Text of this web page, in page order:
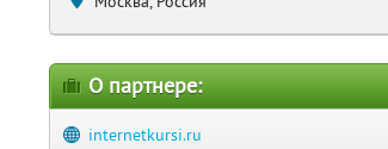
О партнере:
internetkursi.ru